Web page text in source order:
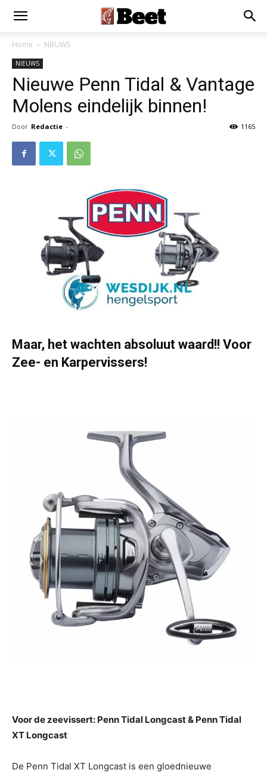
Home NIEUWS
NIEUWS
Nieuwe Penn Tidal & Vantage
Molens eindelijk binnen!
Door Redactie - 1165
Maar, het wachten absoluut waard!! Voor
Zee- en Karpervissers!
Voor de zeevissert: Penn Tidal Longcast & Penn Tidal
XT Longcast
De Penn Tidal XT Longcast is een gloednieuwe